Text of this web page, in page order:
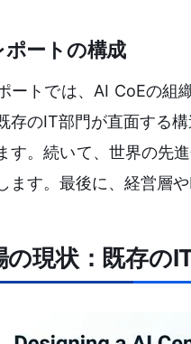
ポートの構成
ートでは、AI CoEの組
存のIT部門が直面する
す。続いて、世界の先
ます。最後に、経営層
の現状：既存の